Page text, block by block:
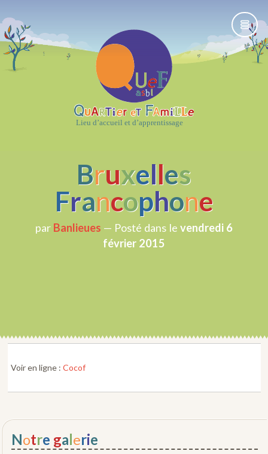
Bruxelles
Francophone
par Banlieues — Posté dans le vendredi 6
février 2015
Voir en ligne : Cocof
Notre galerie